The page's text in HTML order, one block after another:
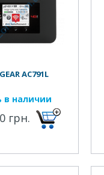
AC791L
в наличии
грн.